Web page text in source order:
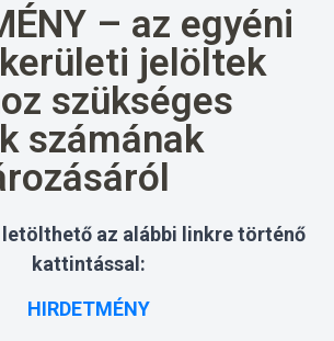
– az egyéni
jelöltek
szükséges
számának
az alábbi linkre történő
kattintással:
HIRDETMÉNY